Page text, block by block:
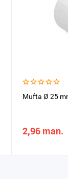
Mufta Ø 25
2,96 man.